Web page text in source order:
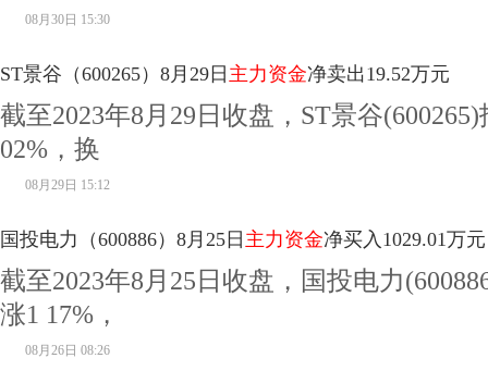
08月30日 15:30
ST景谷（600265）8月29日 主力资金净卖出19.52万元
截至2023年8月29日收盘，ST景谷
02%，换
08月29日 15:12
国投电力（600886）8月25日 主力资金净买入1029.01万元
截至2023年8月25日收盘，国投电力
涨1 17%，
08月26日 08:26